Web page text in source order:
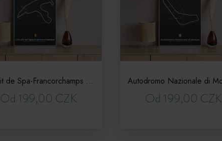
Circuit de Spa-Francorchamps - Okruh F1 v Belgicku
Od 199,00 CZK Od 199,00 CZK